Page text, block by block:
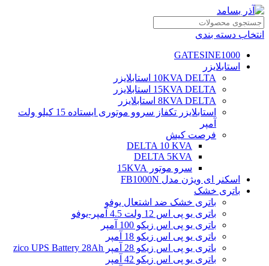
انتخاب دسته بندی
GATESINE1000
استابلایزر
10KVA DELTA استابلایزر
15KVA DELTA استابلایزر
8KVA DELTA استابلایزر
استابلایزر تکفاز سروو موتوری ایستاده 15 کیلو ولت
آمپر
فرصت کیش
DELTA 10 KVA
DELTA 5KVA
سرو موتور 15KVA
اسکنر ای ویژن مدل FB1000N
باتری خشک
باتری خشک ضد اشتعال یوفو
باتری یو پی اس 12 ولت 4.5 آمپر-یوفو
باتری یو پی اس زیکو 100 آمپر
باتری یو پی اس زیکو 18 آمپر
باتری یو پی اس زیکو 28 آمپر zico UPS Battery 28Ah
باتری یو پی اس زیکو 42 آمپر